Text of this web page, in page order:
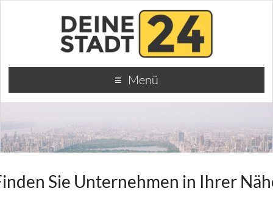
Menü
Sie Unternehmen in Ihrer